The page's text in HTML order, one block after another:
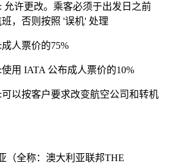
允许更改。乘客必须于出发日之前
，否则按照 '误机' 处理
人票价的75%
用 IATA 公布成人票价的10%
以按客户要求改变航空公司和转机
（全称：澳大利亚联邦THE